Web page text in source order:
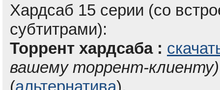
Хардсаб 15 серии (со
субтитрами):
Торрент хардсаба :
вашему торрент-клиенту)
(альтернатива).